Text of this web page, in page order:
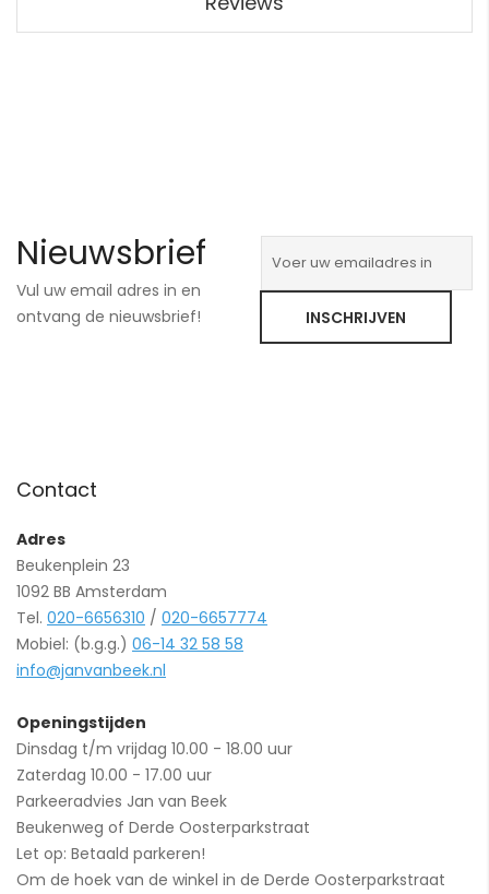
Nieuwsbrief
Vul uw email adres in en
ontvang de nieuwsbrief!
INSCHRIJVEN
Contact
Adres
Beukenplein 23
1092 BB Amsterdam
Tel. 020-6656310 / 020-6657774
Mobiel: (b.g.g.) 06-14 32 58 58
info@janvanbeek.nl
Openingstijden
Dinsdag t/m vrijdag 10.00 - 18.00 uur
Zaterdag 10.00 - 17.00 uur
Parkeeradvies Jan van Beek
Beukenweg of Derde Oosterparkstraat
Let op: Betaald parkeren!
Om de hoek van de winkel in de Derde Oosterparkstraat